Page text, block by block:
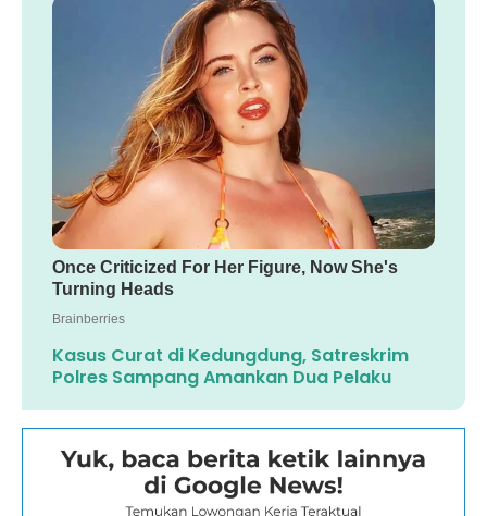
Kasus Curat di Kedungdung, Satreskrim
Polres Sampang Amankan Dua Pelaku